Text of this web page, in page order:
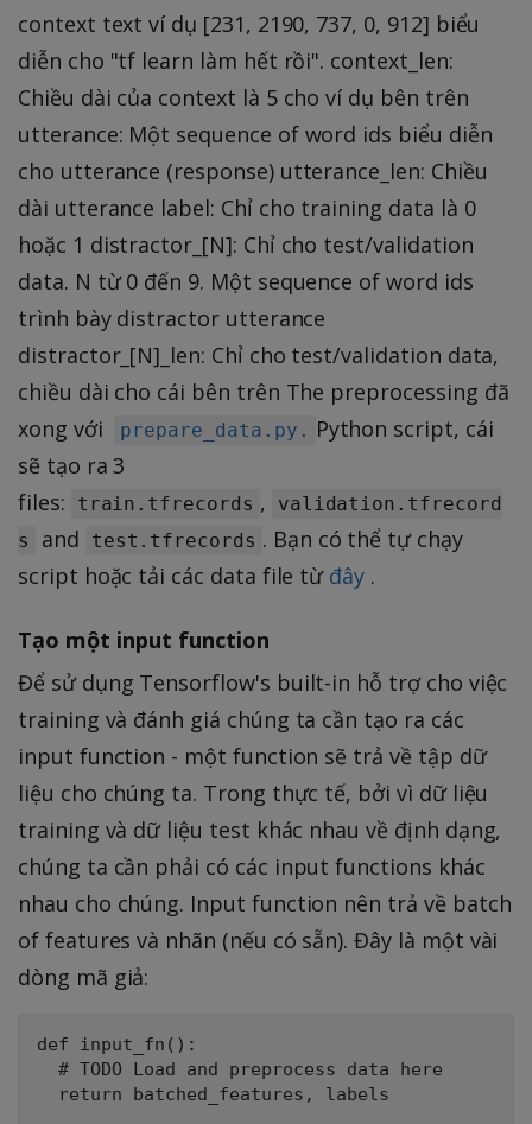
context text ví dụ [231, 2190, 737, 0, 912] biểu
diễn cho "tf learn làm hết rồi". context_len:
Chiều dài của context là 5 cho ví dụ bên trên
utterance: Một sequence of word ids biểu diễn
cho utterance (response) utterance_len: Chiều
dài utterance label: Chỉ cho training data là 0
hoặc 1 distractor_[N]: Chỉ cho test/validation
data. N từ 0 đến 9. Một sequence of word ids
trình bày distractor utterance
distractor_[N]_len: Chỉ cho test/validation data,
chiều dài cho cái bên trên The preprocessing đã
xong với
prepare_data.py. Python script, cái
sẽ tạo ra 3
files:
train.tfrecords ,
validation.tfrecord
s
and test.tfrecords . Bạn có thể tự chạy
script hoặc tải các data file từ đây .
Tạo một input function
Để sử dụng Tensorflow's built-in hỗ trợ cho việc
training và đánh giá chúng ta cần tạo ra các
input function - một function sẽ trả về tập dữ
liệu cho chúng ta. Trong thực tế, bởi vì dữ liệu
training và dữ liệu test khác nhau về định dạng,
chúng ta cần phải có các input functions khác
nhau cho chúng. Input function nên trả về batch
of features và nhãn (nếu có sẵn). Đây là một vài
dòng mã giả:
def input_fn():
  # TODO Load and preprocess data here